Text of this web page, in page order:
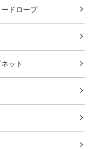
ドローブ
ット